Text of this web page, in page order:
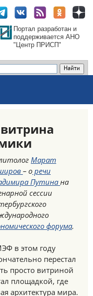
Портал разработан и
поддерживается АНО
"Центр ПРИСП"
Марат
– о речи
Путина на
сессии
форума.
в этом году
перестал
просто витриной
площадкой, где
архитектура мира.